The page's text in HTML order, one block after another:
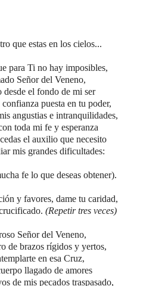
que estas en los cielos...
para Ti no hay imposibles,
Señor del Veneno,
desde el fondo de mi ser
puesta en tu poder,
angustias e intranquilidades,
toda mi fe y esperanza
el auxilio que necesito
mis grandes dificultades:
fe lo que deseas obtener).
y favores, dame tu caridad,
(Repetir tres veces)
Señor del Veneno,
de brazos rígidos y yertos,
en esa Cruz,
llagado de amores
de mis pecados traspasado,